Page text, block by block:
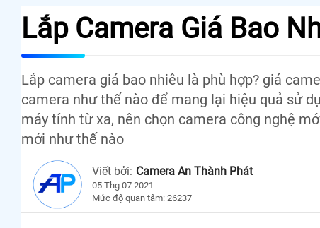
Lắp Camera Giá Bao
Lắp camera giá bao nhiêu là phù hợp? giá
camera như thế nào để mang lại hiệu quả sử
máy tính từ xa, nên chọn camera công nghệ
mới như thế nào
Viết bởi: Camera An Thành Phát
05 Thg 07 2021
Mức độ quan tâm: 26237